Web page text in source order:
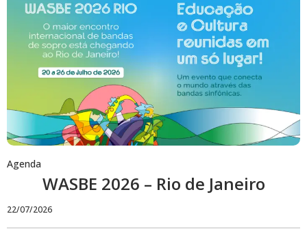
Agenda
WASBE 2026 – Rio de Janeiro
22/07/2026